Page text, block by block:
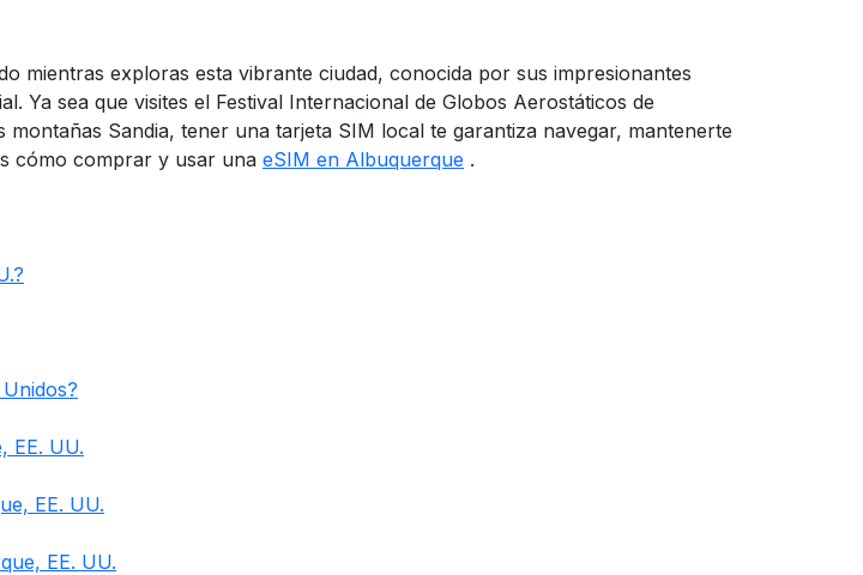
mientras exploras esta vibrante ciudad, conocida por sus impresionantes
Ya sea que visites el Festival Internacional de Globos Aerostáticos de
Sandia, tener una tarjeta SIM local te garantiza navegar, mantenerte
cómo comprar y usar una eSIM en Albuquerque .
EE. UU.
EE. UU.
EE. UU.